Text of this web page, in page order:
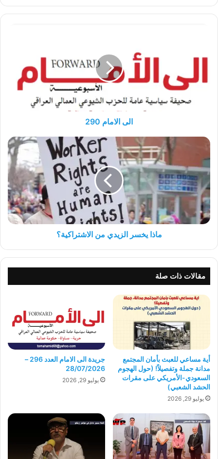
الى الامام 290
ماذا
يخسر
الزيدي
من
الاشتراكية؟
ماذا يخسر الزيدي من الاشتراكية؟
مقالات ذات صلة
أية مساعي للعبث بأمان المجتمع
مدانة جملة وتفصيلاً! (حول الهجوم
السعودي-الأمريكي على مقرات
الحشد الشعبي)
يوليو 29, 2026
جريدة الى الامام العدد 296 –
28/07/2026
يوليو 29, 2026